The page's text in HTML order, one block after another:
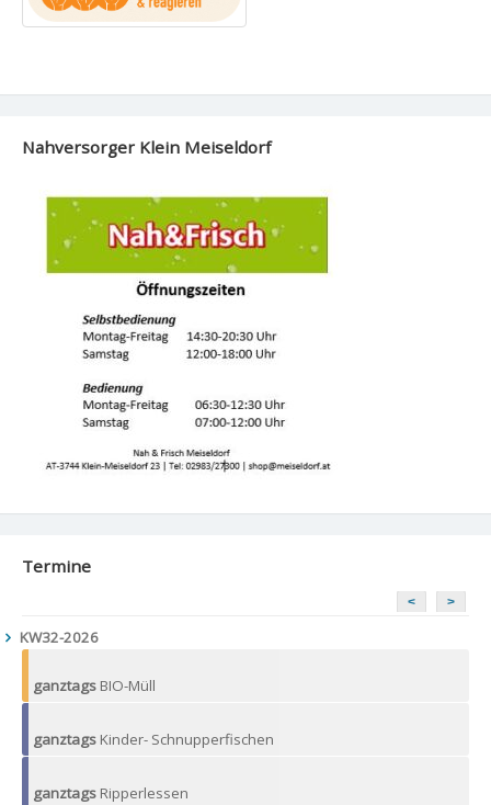
Nahversorger Klein Meiseldorf
Termine
< >
KW32-2026
ganztags BIO-Müll
ganztags Kinder- Schnupperfischen
ganztags Ripperlessen